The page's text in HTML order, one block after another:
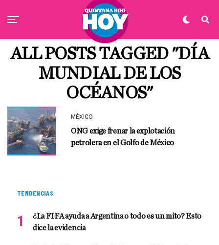
ALL POSTS TAGGED "DÍA
MUNDIAL DE LOS
OCÉANOS"
MÉXICO
ONG exige frenar la explotación
petrolera en el Golfo de México
TENDENCIAS
¿La FIFA ayuda a Argentina o todo es un mito? Esto
dice la evidencia